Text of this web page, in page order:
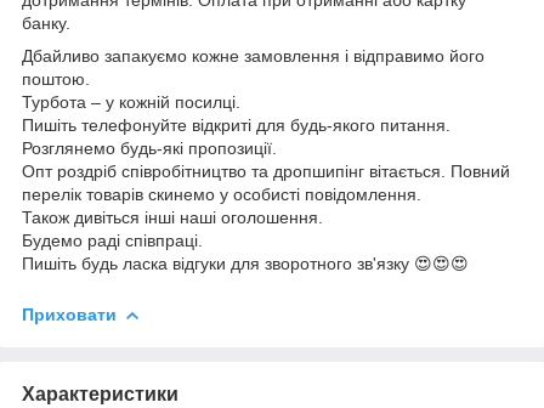
банку.
Дбайливо запакуємо кожне замовлення і відправимо його
поштою.
Турбота – у кожній посилці.
Пишіть телефонуйте відкриті для будь-якого питання.
Розглянемо будь-які пропозиції.
Опт роздріб співробітництво та дропшипінг вітається. Повний
перелік товарів скинемо у особисті повідомлення.
Також дивіться інші наші оголошення.
Будемо раді співпраці.
Пишіть будь ласка відгуки для зворотного зв'язку 😍😍😍
Приховати
Характеристики